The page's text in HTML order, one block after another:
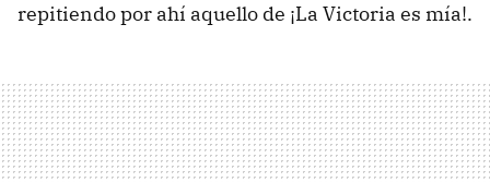
repitiendo por ahí aquello de ¡La Victoria es mía!.